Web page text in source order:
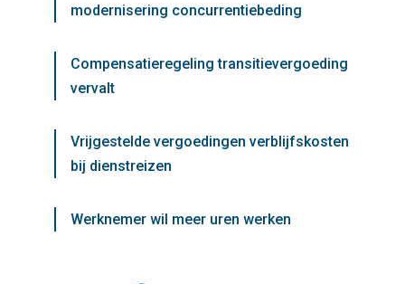
modernisering concurrentiebeding
Compensatieregeling transitievergoeding
vervalt
Vrijgestelde vergoedingen verblijfskosten
bij dienstreizen
Werknemer wil meer uren werken